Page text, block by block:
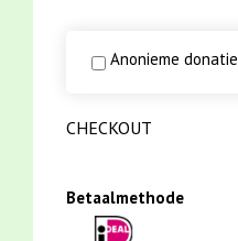
Anonieme donatie
CHECKOUT
Betaalmethode